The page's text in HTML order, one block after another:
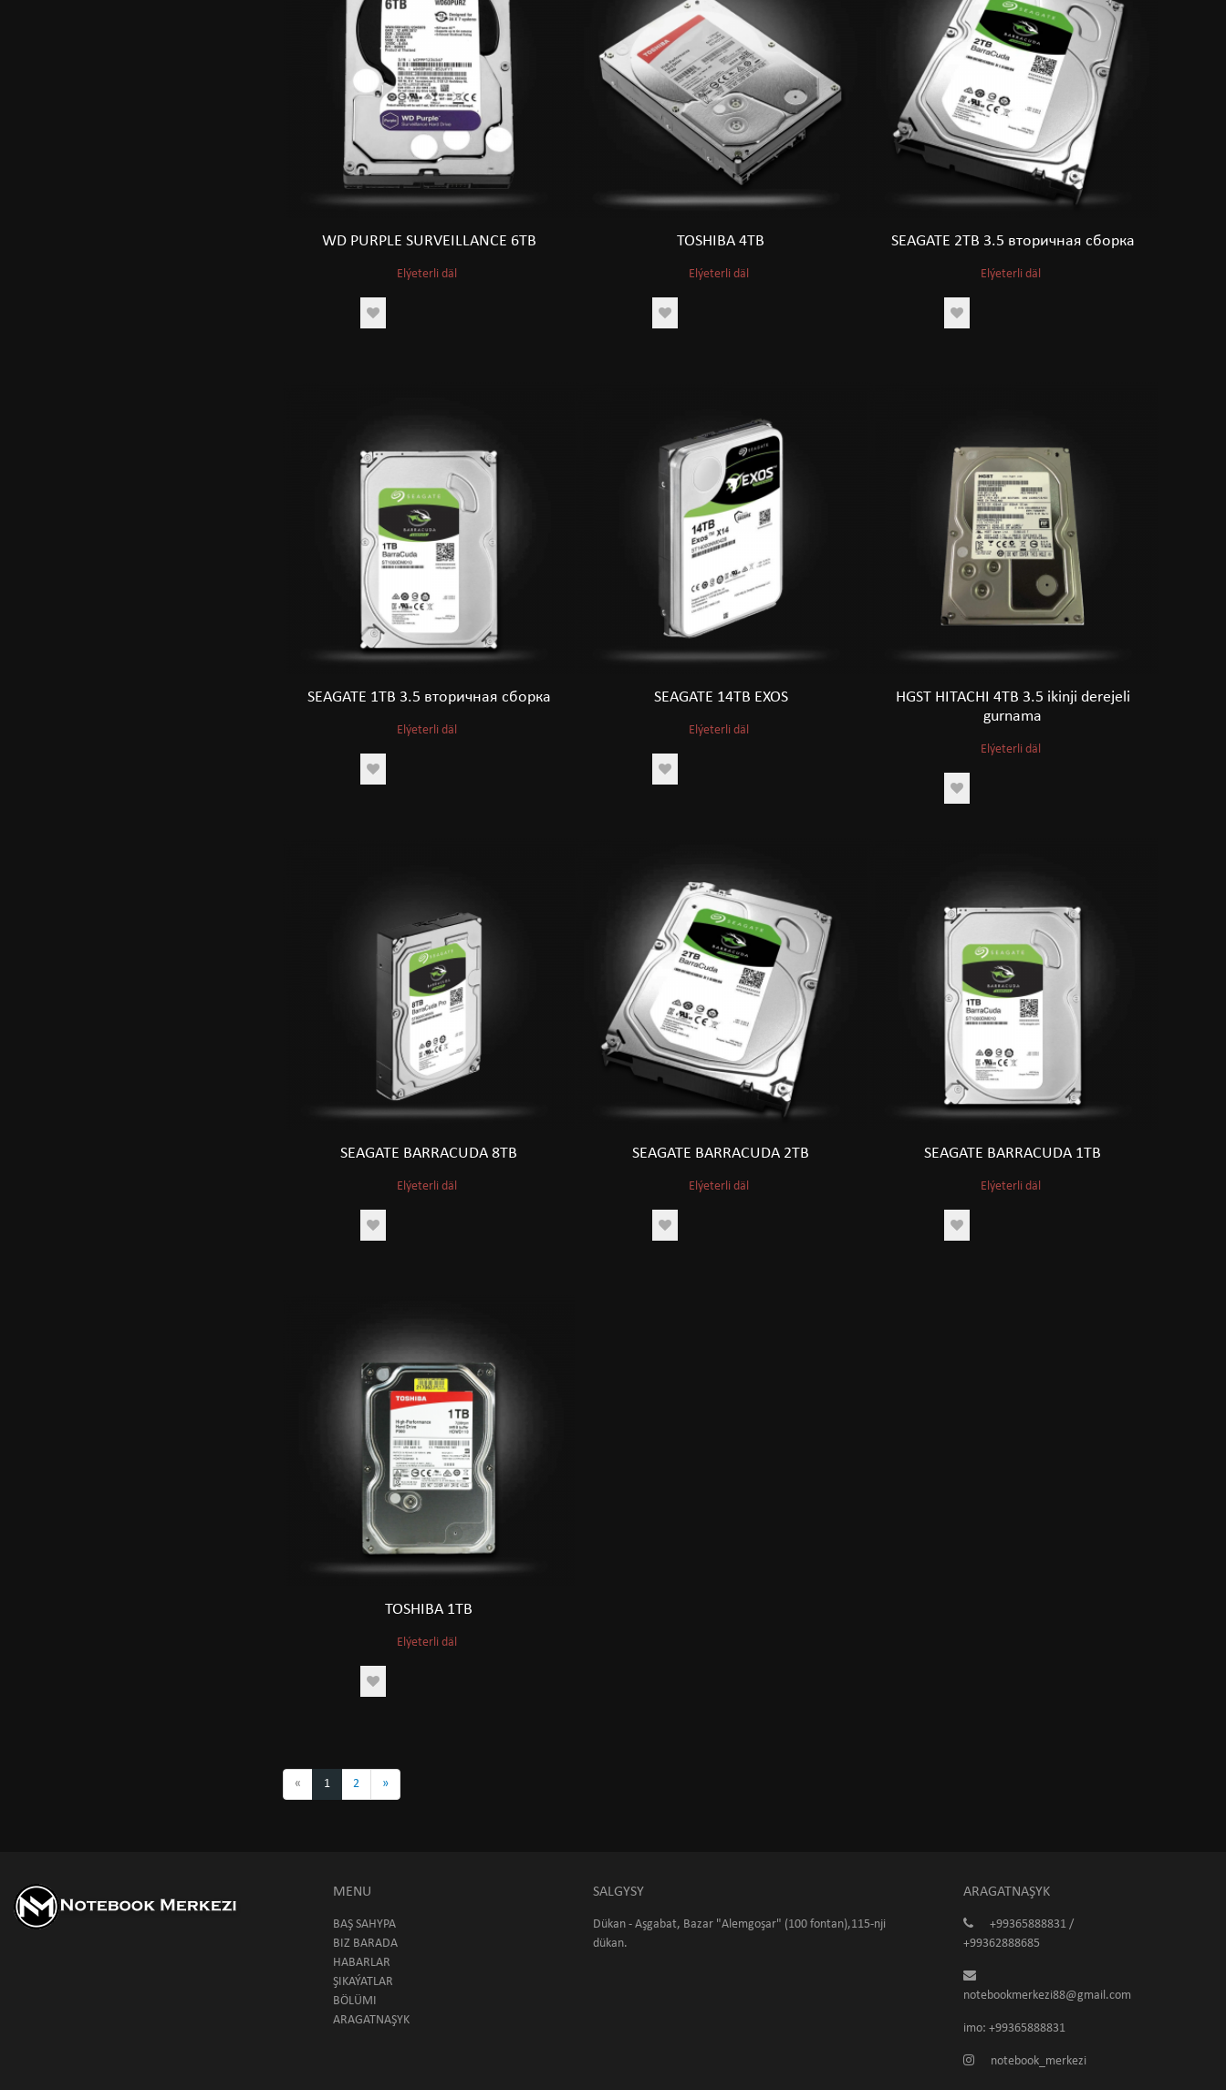
WD PURPLE SURVEILLANCE 6TB
Elýeterli däl
TOSHIBA 4TB
Elýeterli däl
SEAGATE 2TB 3.5 вторичная сборка
Elýeterli däl
SEAGATE 1TB 3.5 вторичная сборка
Elýeterli däl
SEAGATE 14TB EXOS
Elýeterli däl
HGST HITACHI 4TB 3.5 ikinji derejeli
gurnama
Elýeterli däl
SEAGATE BARRACUDA 8TB
Elýeterli däl
SEAGATE BARRACUDA 2TB
Elýeterli däl
SEAGATE BARRACUDA 1TB
Elýeterli däl
TOSHIBA 1TB
Elýeterli däl
« 1 2 »
MENU
BAŞ SAHYPA
BIZ BARADA
HABARLAR
ŞIKAÝATLAR
BÖLÜMI
ARAGATNAŞYK
SALGYSY
Dükan - Aşgabat, Bazar "Alemgoşar" (100 fontan),115-nji
dükan.
ARAGATNAŞYK
+99365888831 /
+99362888685
notebookmerkezi88@gmail.com
imo: +99365888831
notebook_merkezi